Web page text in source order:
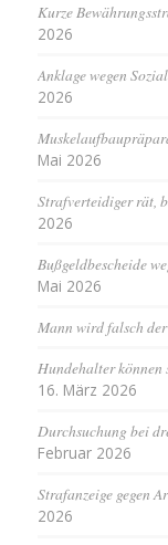
Kurze
2026
Anklage wegen
2026
Mai 2026
Strafverteidiger rät,
2026
Bußgeldbescheide
Mai 2026
Mann wird falsch
Hundehalter können
16. März 2026
Durchsuchung bei
Februar 2026
Strafanzeige gegen
2026